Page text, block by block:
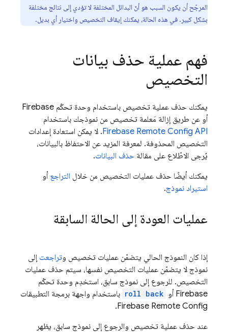
المرجّح أن يكون السبب هو أنّ البدائل المختلفة لا تؤدي إلى نتائج مختلفة
بشكل كبير. في هذه الحالة، يمكنك إيقاف التخصيص واختيار أي بديل.
فهم عملية حذف بيانات
التخصيص
يمكنك حذف عملية تخصيص باستخدام وحدة تحكّم Firebase
أو عن طريق إزالة مَعلمة تخصيص من نموذجك باستخدام
Firebase Remote Config API
. لا يمكن استعادة إعدادات
التخصيص المحذوفة. لمعرفة المزيد عن الاحتفاظ بالبيانات،
يُرجى الاطّلاع على مقالة حذف البيانات.
يمكنك أيضًا حذف عمليات التخصيص من خلال التراجع أو
استيراد نموذج.
عمليات العودة إلى الحالة السابقة
إذا كان النموذج الحالي يتضمّن عمليات تخصيص وتراجعت إلى
نموذج لا يتضمّن عمليات التخصيص نفسها، سيتم حذف عمليات
التخصيص. للرجوع إلى نموذج سابق، استخدِم وحدة تحكّم
Firebase أو roll back باستخدام واجهة برمجة التطبيقات
Firebase Remote Config
.
عند حذف عملية تخصيص والرجوع إلى نموذج سابق، يظهر